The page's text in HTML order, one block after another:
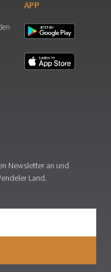
APP
Newsletter an und
Land.